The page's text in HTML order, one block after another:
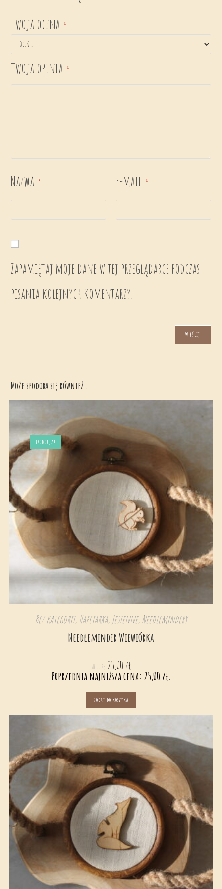
Twoja ocena *
Twoja opinia *
Nazwa * E-mail *
Zapamiętaj moje dane w tej przeglądarce podczas
pisania kolejnych komentarzy.
Może spodoba się również…
PROMOCJA!
Bez kategorii, Hafciarka, Jesienne,Needlemindery
Needleminder Wiewiórka
30,00zł 25,00 zł
Poprzednia najniższa cena: 25,00 zł.
Dodaj do koszyka